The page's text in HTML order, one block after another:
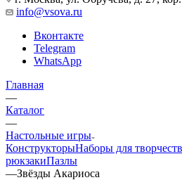
info@vsova.ru
Вконтакте
Telegram
WhatsApp
Главная
—
Каталог
—
Настольные игры
КонструкторыНаборы для
рюкзакиПазлы
—Звёзды Акариоса